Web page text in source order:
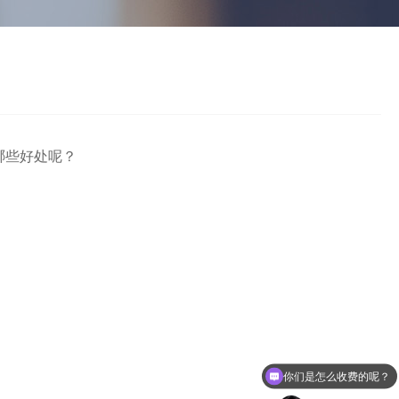
好处呢？
你们是怎么收费的呢？